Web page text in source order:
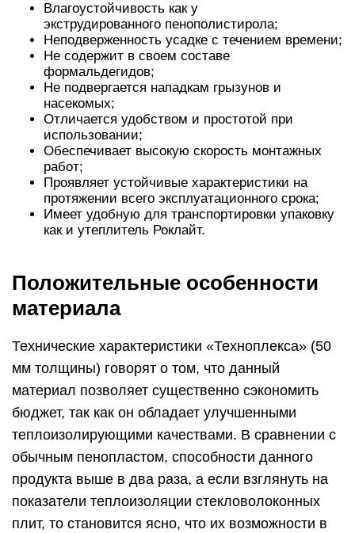
Влагоустойчивость как у
экструдированного пенополистирола;
Неподверженность усадке с течением времени;
Не содержит в своем составе
формальдегидов;
Не подвергается нападкам грызунов и
насекомых;
Отличается удобством и простотой при
использовании;
Обеспечивает высокую скорость монтажных
работ;
Проявляет устойчивые характеристики на
протяжении всего эксплуатационного срока;
Имеет удобную для транспортировки упаковку
как и утеплитель Роклайт.
Положительные особенности
материала
Технические характеристики «Техноплекса» (50
мм толщины) говорят о том, что данный
материал позволяет существенно сэкономить
бюджет, так как он обладает улучшенными
теплоизолирующими качествами. В сравнении с
обычным пенопластом, способности данного
продукта выше в два раза, а если взглянуть на
показатели теплоизоляции стекловолоконных
плит, то становится ясно, что их возможности в